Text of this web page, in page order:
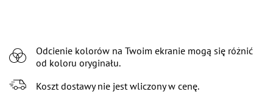
Odcienie kolorów na Twoim ekranie mogą się różnić
od koloru oryginału.
Koszt dostawy nie jest wliczony w cenę.